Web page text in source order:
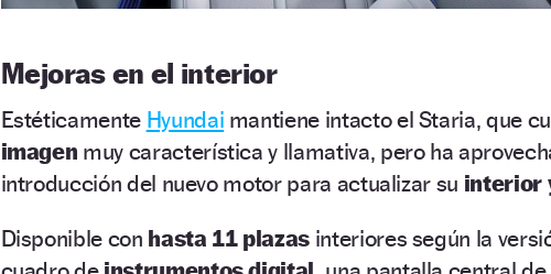
Mejoras en el interior
Estéticamente Hyundai mantiene intacto el Staria, que
imagen muy característica y llamativa, pero ha
introducción del nuevo motor para actualizar su interior
Disponible con hasta 11 plazas interiores según la